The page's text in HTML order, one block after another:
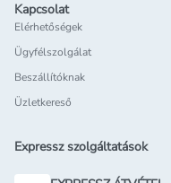
Kapcsolat
Elérhetőségek
Ügyfélszolgálat
Beszállítóknak
Üzletkereső
Expressz szolgáltatások